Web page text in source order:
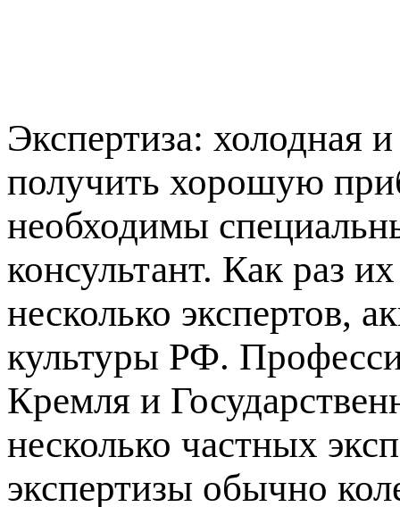
Экспертиза: холодная
получить хорошую
необходимы
консультант. Как раз
несколько экспертов,
культуры РФ.
Кремля и
несколько частных
экспертизы обычно